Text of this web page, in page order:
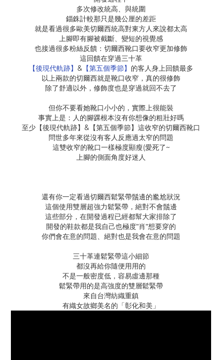
多次修改統高、與統圍
錙銖計較那只是幾公厘的差距
就是看過很多歐美切爾西統高對東方人來說都太高
上腳即有腳被截斷、變短的視覺感
也接過很多粉絲反饋： 切爾西靴口要收窄更加修飾
這回饋在穿過三十革
【後現代軌跡】 & 【第五個季節】 的客人身上回饋最多
以上兩款的切爾西就是靴口收窄，真的很修飾
除了舒適以外，修飾度也是穿過就回不去了
但你不要看她靴口小小的，實際上很能裝
事實上是：人的腳踝根本沒有你想像的粗壯好嗎
至少【後現代軌跡】 & 【第五個季節】這收窄的切爾西靴口
問世多年來從沒有客人反應過太窄的問題
這雙收窄的靴口一樣極度顯瘦(愛死了~
上腳的側面角度好迷人
還有你一定看過切爾西鬆緊帶鬚邊的尷尬狀況
這個使用雙層超強力鬆緊帶，絕對不會鬚邊
這些部分，在開發過程已經都幫大家排除了
開發的鞋款都是我自己也極度"肖"想要穿的
你們會在意的問題、絕對也是我會在意的問題
三十革連鬆緊帶這小細節
都沒再給你隨便用用的
不是一般密度低，容易虛邊那種
鬆緊帶用的是高強度的雙層鬆緊帶
來自台灣紡織重鎮
有織女故鄉美名的「彰化和美」